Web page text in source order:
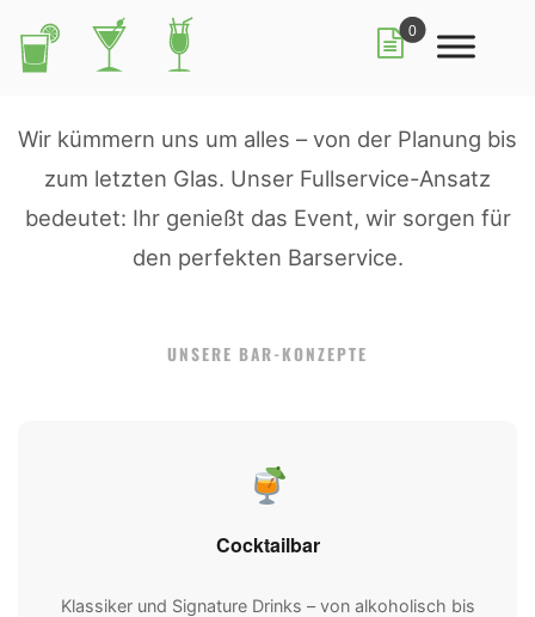
0
Wir kümmern uns um alles – von der Planung bis
zum letzten Glas. Unser Fullservice-Ansatz
bedeutet: Ihr genießt das Event, wir sorgen für
den perfekten Barservice.
UNSERE BAR-KONZEPTE
Cocktailbar
Klassiker und Signature Drinks – von alkoholisch bis